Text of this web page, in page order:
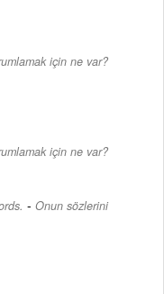
için ne var?
için ne var?
- Onun sözlerini